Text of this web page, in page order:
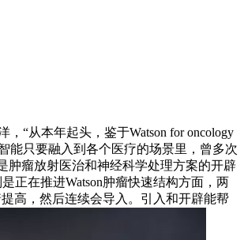
“从本年起头，鉴于Watson for oncology
能只要融入到各个医疗的场景里，曾多次
肿瘤放射医治和神经科学处理方案的开辟
正在推进Watson肿瘤快速结构方面，两
高，然后连续会导入。引入和开辟能帮